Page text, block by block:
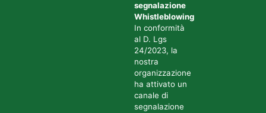
segnalazione
Whistleblowing
In conformità
al D. Lgs
24/2023, la
nostra
organizzazione
ha attivato un
canale di
segnalazione